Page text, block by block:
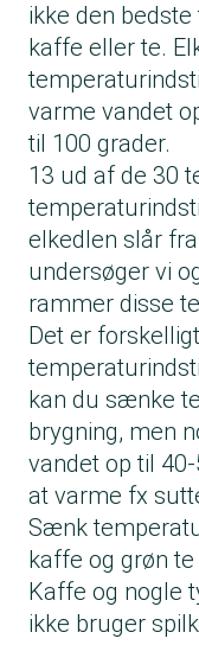
ikke den
kaffe eller te.
varme vandet
til 100 grader.
13 ud af de 30
elkedlen slår
undersøger vi
rammer disse
Det er
kan du sænke
brygning, men
vandet op til
at varme fx
Sænk
kaffe og grøn te
Kaffe og nogle
ikke bruger